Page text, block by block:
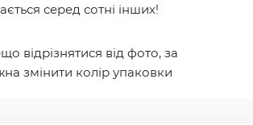
серед сотні інших!
відрізнятися від фото, за
змінити колір упаковки